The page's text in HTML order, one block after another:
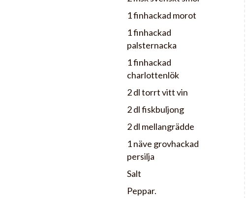
1 finhackad morot
1 finhackad
palsternacka
1 finhackad
charlottenlök
2 dl torrt vitt vin
2 dl fiskbuljong
2 dl mellangrädde
1 näve grovhackad
persilja
Salt
Peppar.